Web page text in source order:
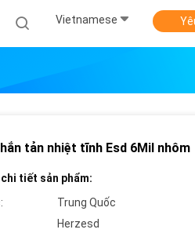
Vietnamese
tản nhiệt tĩnh Esd 6Mil nhôm
tiết sản phẩm:
Trung Quốc
Herzesd